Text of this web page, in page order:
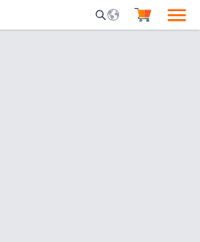
Mobile Search